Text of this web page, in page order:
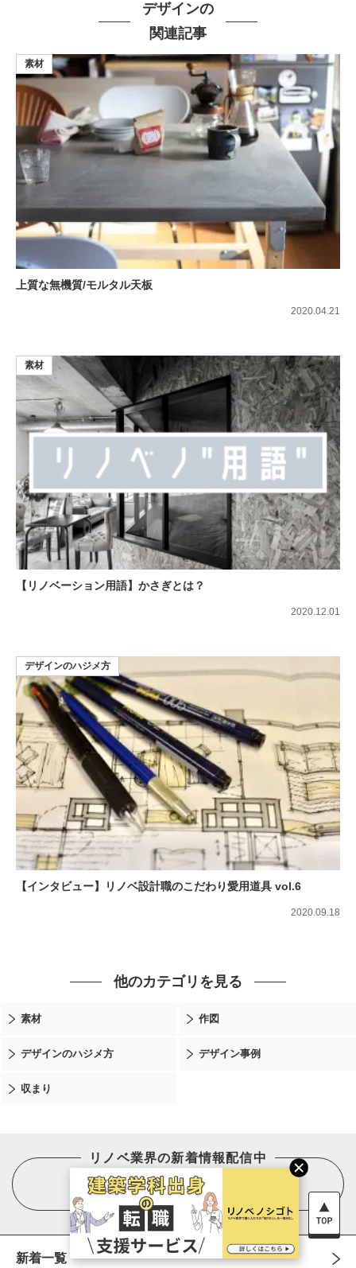
デザインの
関連記事
上質な無機質/モルタル天板
素材
2020.04.21
【リノベーション用語】かさぎとは？
素材
2020.12.01
【インタビュー】リノベ設計職のこだわり愛用道具 vol.6
デザインのハジメ方
2020.09.18
他のカテゴリを見る
素材 作図
デザインのハジメ方 デザイン事例
収まり
リノベ業界の新着情報配信中
新着一覧